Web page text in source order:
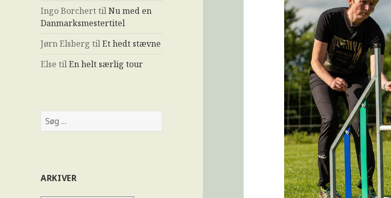
Ingo BorcherttilNu med en
Danmarksmestertitel
Jørn Elsberg tilEt hedt stævne
Else tilEn helt særlig tour
ARKIVER